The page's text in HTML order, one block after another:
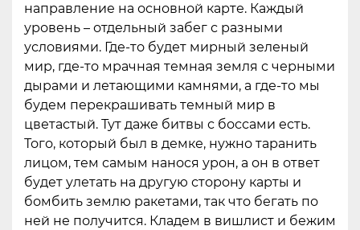
направление на основной карте. Каждый
уровень – отдельный забег с разными
условиями. Где-то будет мирный зеленый
мир, где-то мрачная темная земля с черными
дырами и летающими камнями, а где-то мы
будем перекрашивать темный мир в
цветастый. Тут даже битвы с боссами есть.
Того, который был в демке, нужно таранить
лицом, тем самым нанося урон, а он в ответ
будет улетать на другую сторону карты и
бомбить землю ракетами, так что бегать по
ней не получится. Кладем в вишлист и бежим